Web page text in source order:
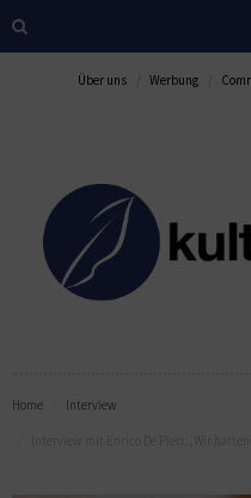
Über uns Werbung
Home Interview